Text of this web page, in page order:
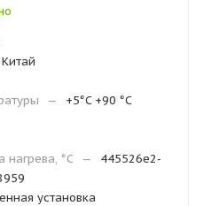
Китай
—
+5°C +90 °C
нагрева, °С
—
445526e2-
установка